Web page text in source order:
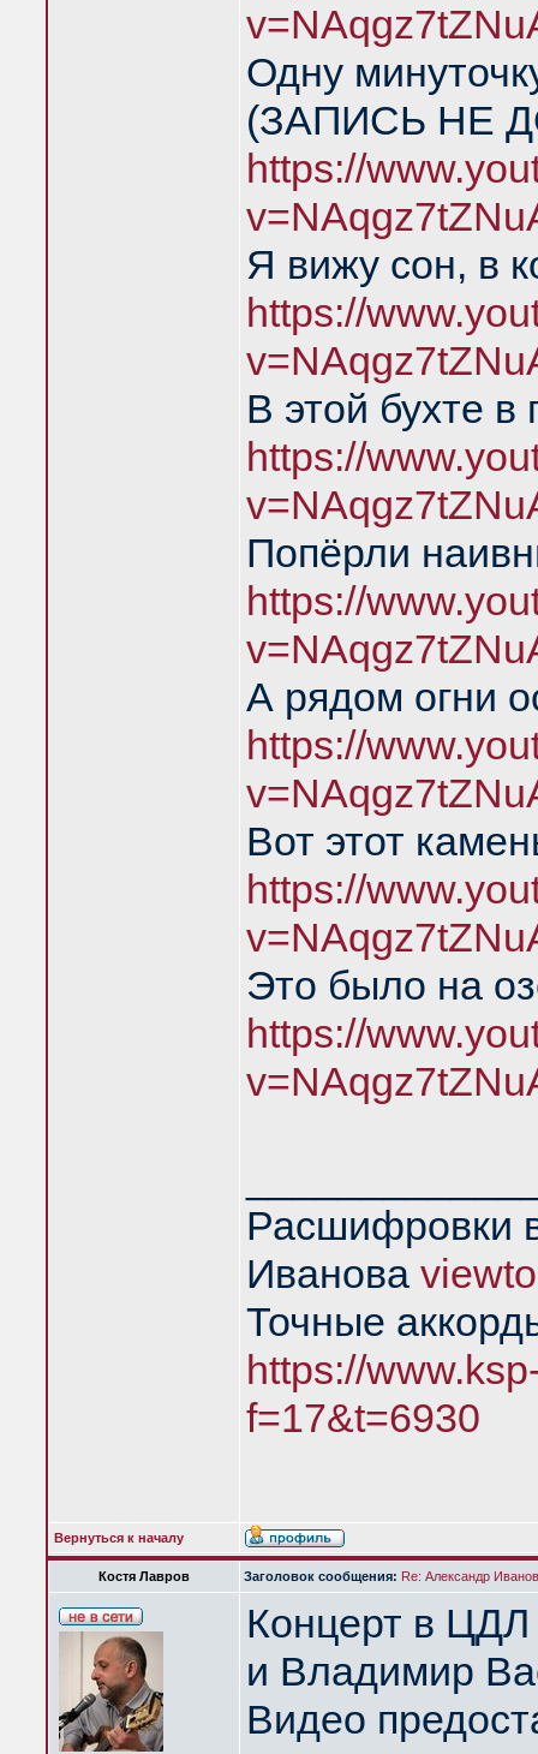
Одну
(ЗАПИСЬ НЕ
https://
Я вижу сон, в
https://
В этой бухте
https://
Попёрли
https://
А рядом огни
https://
Вот этот
https://
Это было на
https://
Расшифровки
Иванова
Точные
https://
f=17&t=6930
Вернуться к началу
Костя Лавров Заголовок сообщения: Re: Александр
Концерт в
и Владимир
Видео